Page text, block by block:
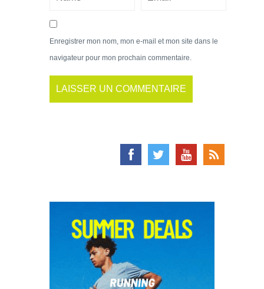
Enregistrer mon nom, mon e-mail et mon site dans le
navigateur pour mon prochain commentaire.